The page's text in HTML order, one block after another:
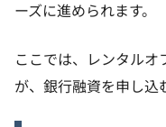
ーズに進められます。
ここでは、レンタル
が、銀行融資を申し込